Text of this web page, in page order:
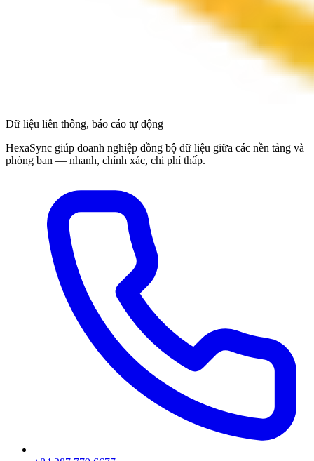
Dữ liệu liên thông, báo cáo tự động
HexaSync giúp doanh nghiệp đồng bộ dữ liệu giữa các nền tảng và
phòng ban — nhanh, chính xác, chi phí thấp.